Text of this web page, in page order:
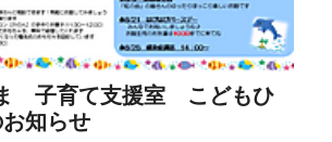
ま 子育て支援室 こどもひ
知らせ